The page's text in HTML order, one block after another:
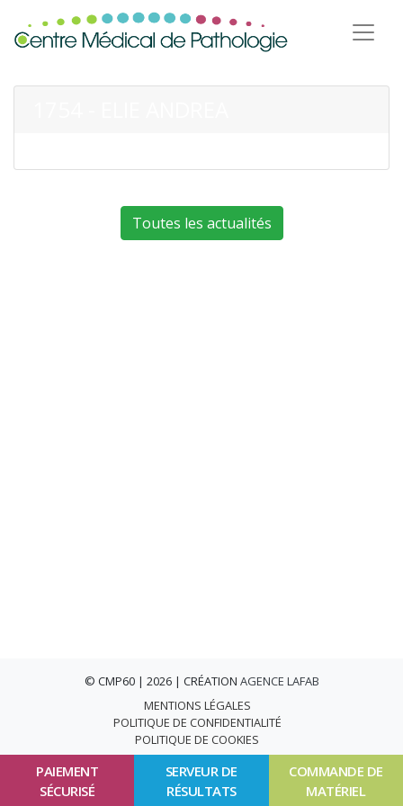
PAIEMENT
SÉCURISÉ
SERVEUR DE
RÉSULTATS
COMMANDE DE
MATÉRIEL
Toutes les actualités
© CMP60 | 2026 | CRÉATION AGENCE LAFAB
MENTIONS LÉGALES
POLITIQUE DE CONFIDENTIALITÉ
POLITIQUE DE COOKIES